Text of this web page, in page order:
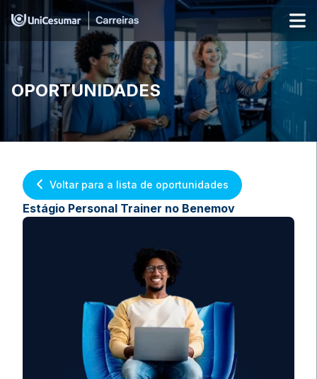
OPORTUNIDADES
Voltar para a lista de oportunidades
Estágio Personal Trainer no Benemov